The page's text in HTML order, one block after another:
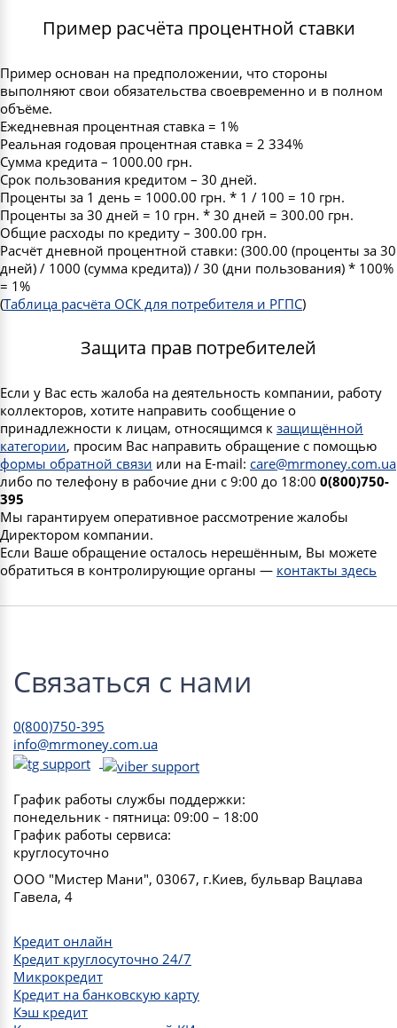
Пример расчёта процентной ставки
Пример основан на предположении, что стороны
выполняют свои обязательства своевременно и в полном
объёме.
Ежедневная процентная ставка = 1%
Реальная годовая процентная ставка = 2 334%
Сумма кредита – 1000.00 грн.
Срок пользования кредитом – 30 дней.
Проценты за 1 день = 1000.00 грн. * 1 / 100 = 10 грн.
Проценты за 30 дней = 10 грн. * 30 дней = 300.00 грн.
Общие расходы по кредиту – 300.00 грн.
Расчёт дневной процентной ставки: (300.00 (проценты за 30
дней) / 1000 (сумма кредита)) / 30 (дни пользования) * 100%
= 1%
(Таблица расчёта ОСК для потребителя и РГПС)
Защита прав потребителей
Если у Вас есть жалоба на деятельность компании, работу
коллекторов, хотите направить сообщение о
принадлежности к лицам, относящимся к защищённой
категории, просим Вас направить обращение с помощью
формы обратной связи или на E-mail: care@mrmoney.com.ua
либо по телефону в рабочие дни с 9:00 до 18:00 0(800)750-
395
Мы гарантируем оперативное рассмотрение жалобы
Директором компании.
Если Ваше обращение осталось нерешённым, Вы можете
обратиться в контролирующие органы — контакты здесь
Связаться с нами
0(800)750-395
info@mrmoney.com.ua
График работы службы поддержки:
понедельник - пятница: 09:00 – 18:00
График работы сервиса:
круглосуточно
ООО "Мистер Мани", 03067, г.Киев, бульвар Вацлава
Гавела, 4
Кредит онлайн
Кредит круглосуточно 24/7
Микрокредит
Кредит на банковскую карту
Кэш кредит